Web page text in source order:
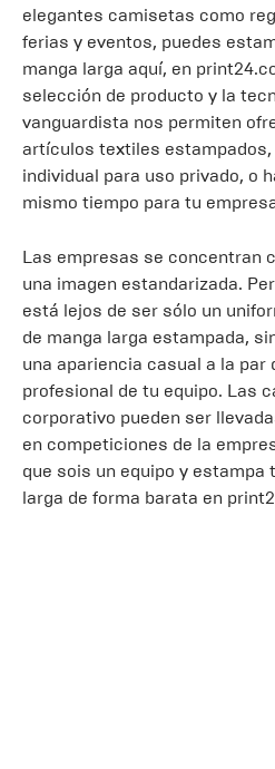
elegantes camisetas como
ferias y eventos, puedes
manga larga aquí, en
selección de producto y la
vanguardista nos permiten
artículos textiles estampados,
individual para uso privado, o
mismo tiempo para tu
Las empresas se concentran
una imagen estandarizada.
está lejos de ser sólo un
de manga larga estampada,
una apariencia casual a la par
profesional de tu equipo. Las
corporativo pueden ser
en competiciones de la
que sois un equipo y
larga de forma barata en